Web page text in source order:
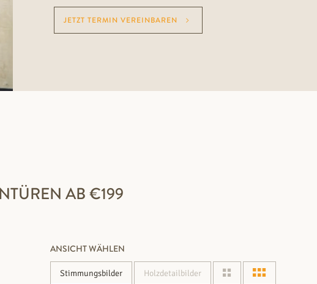
JETZT TERMIN VEREINBAREN
AB €199
ANSICHT WÄHLEN
Stimmungsbilder Holzdetailbilder